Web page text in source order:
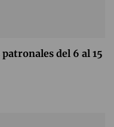
del 6 al 15